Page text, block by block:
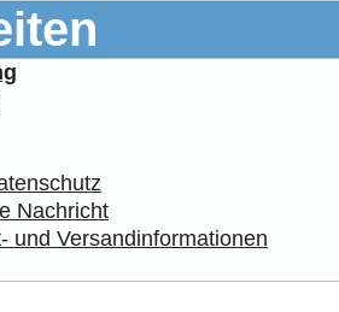
Nachricht
und Versandinformationen